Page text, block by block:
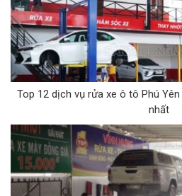
Top 12 dịch vụ rửa xe ô tô Phú
nhất